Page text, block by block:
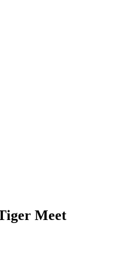
Meet